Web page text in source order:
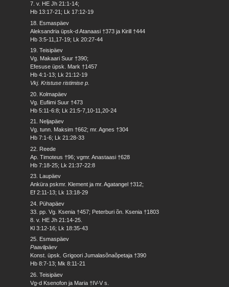
7. v. HE Jh 21:1-14;
Hb 13:17-21; Lk 17:12-19
18. Esmaspäev
Aleksandria üpsk-d Atanaasi †373 ja Kirill †444
Hb 3:5-11,17-19; Lk 20:27-44
19. Teisipäev
Vg. Makaari Suur †390;
Efesuse üpsk. Mark †1457
Hb 4:1-13; Lk 21:12-19
Vkj. Kristuse ristimise p.
20. Kolmapäev
Vg. Eufiimi Suur †473
Hb 5:11-6:8; Lk 21:5-7,10-11,20-24
21. Neljapäev
Vg. tunn. Maksim †662; mr. Agnes †304
Hb 7:1-6; Lk 21:28-33
22. Reede
Ap. Timoteus †96; vgmr. Anastaasi †628
Hb 7:18-25; Lk 21:37-22:8
23. Laupäev
Anküra pskmr. Klement ja mr. Agatangel †312;
Ef 2:11-13; Lk 13:18-29
24. Pühapäev
33. pp. Vg. Ksenia †457; Peterburi õn. Ksenia †1803
8. v. HE Jh 21:14-25.
Kl 3:12-16; Lk 18:35-43
25. Esmaspäev
Paavlipäev
Konst. üpsk. Grigoori Jumalasõnaõpetaja †390
Hb 8:7-13; Mk 8:11-21
26. Teisipäev
Vg-d Ksenofon ja Maria †IV-V s.